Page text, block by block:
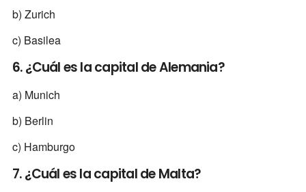
b) Zurich
c) Basilea
6. ¿Cuál es la capital de Alemania?
a) Munich
b) Berlin
c) Hamburgo
7. ¿Cuál es la capital de Malta?